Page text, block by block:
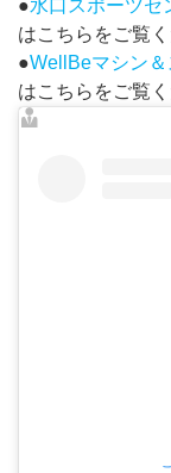
●水口スポーツ
はこちらをご覧く
●WellBeマシン＆
はこちらをご覧く